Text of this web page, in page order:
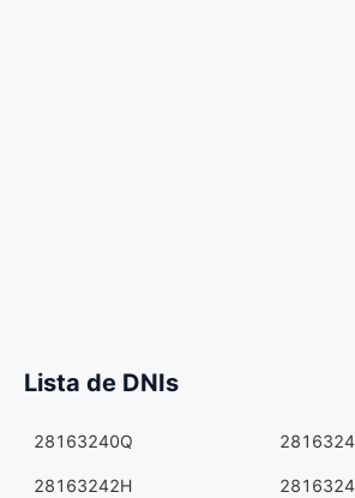
Lista de DNIs
28163240Q
28163242H